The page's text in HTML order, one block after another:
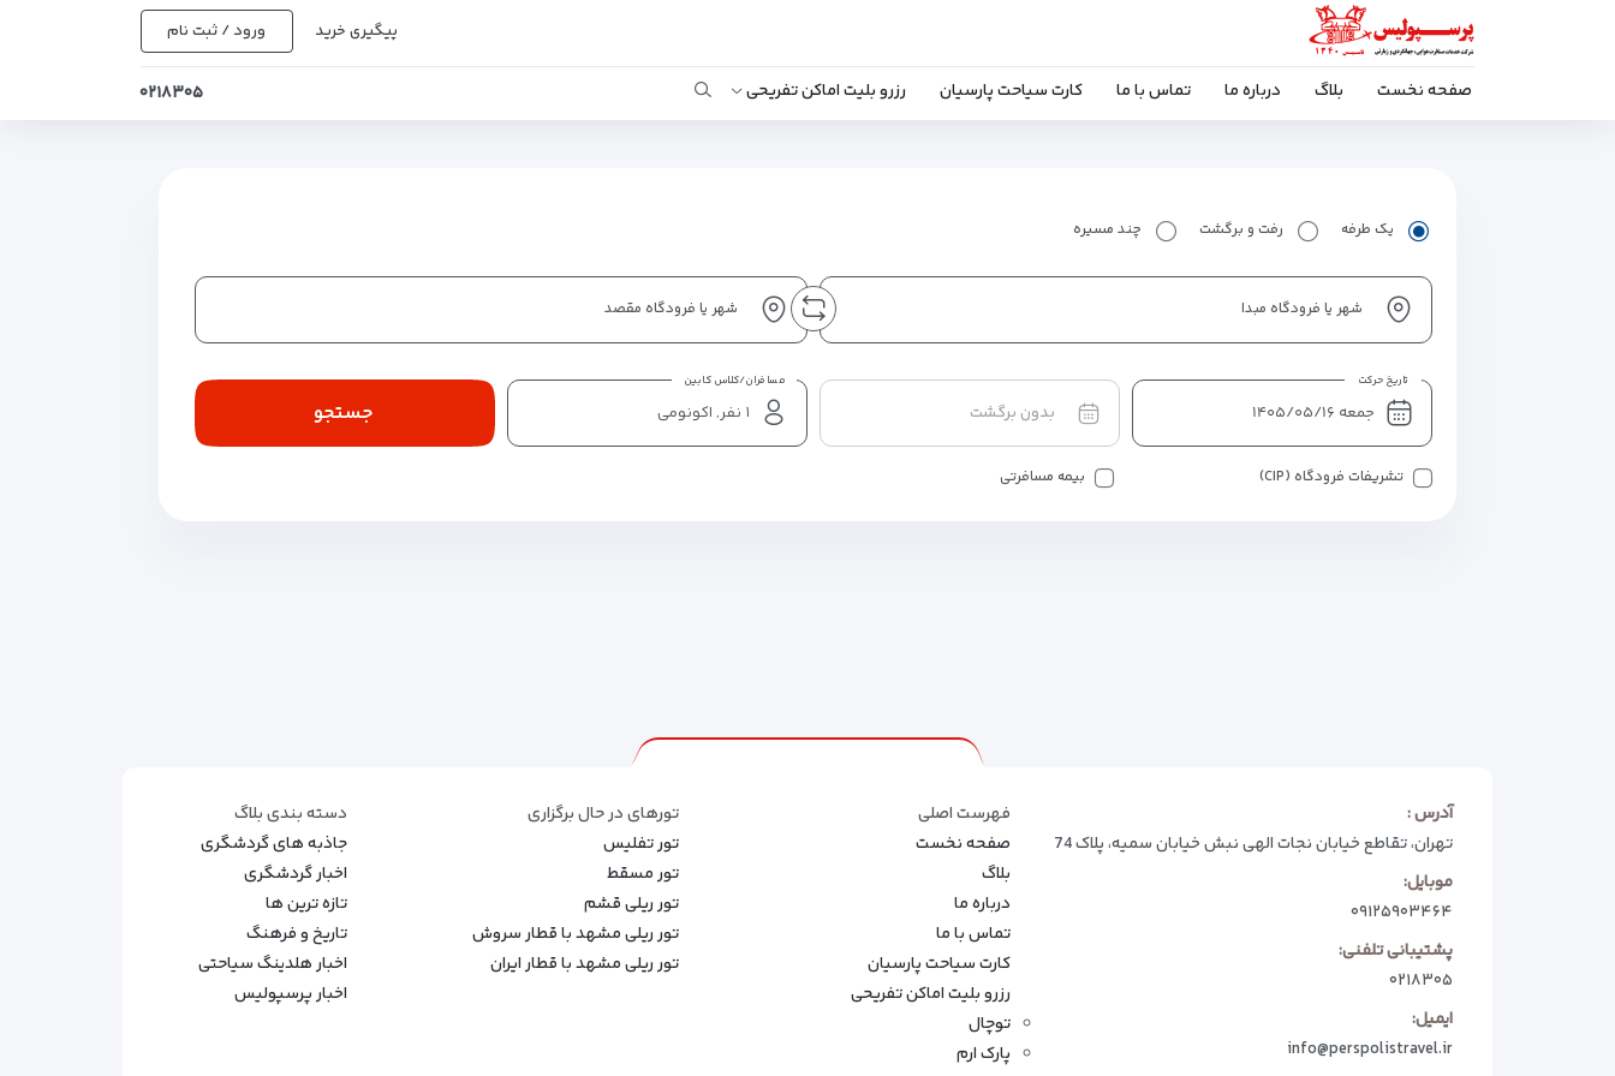
پیگیری خرید ورود / ثبت نام
صفحه نخست بلاگ درباره ما تماس با ما کارت سیاحت پارسیان رزرو بلیت اماکن تفریحی ۰۲۱۸۳۰۵
یک طرفه رفت و برگشت چند مسیره
شهر یا فرودگاه مبدا شهر یا فرودگاه مقصد
تاریخ حرکت
بدون برگشت
مسافران/کلاس کابین
جستجو
تشریفات فرودگاه (CIP) بیمه مسافرتی
آدرس :
تهران، تقاطع خیابان نجات الهی نبش خیابان سمیه، پلاک 74
موبایل:
۰۹۱۲۵۹۰۳۴۶۴
پشتیبانی تلفنی:
۰۲۱۸۳۰۵
ایمیل:
info@perspolistravel.ir
فهرست اصلی
صفحه نخست
بلاگ
درباره ما
تماس با ما
کارت سیاحت پارسیان
رزرو بلیت اماکن تفریحی
توچال
پارک ارم
تورهای در حال برگزاری
تور تفلیس
تور مسقط
تور ریلی قشم
تور ریلی مشهد با قطار سروش
تور ریلی مشهد با قطار ایران
دسته بندی بلاگ
جاذبه های گردشگری
اخبار گردشگری
تازه ترین ها
تاریخ و فرهنگ
اخبار هلدینگ سیاحتی
اخبار پرسپولیس